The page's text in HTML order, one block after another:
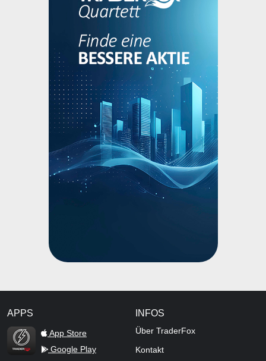
APPS
TraderFox Flash
App Store
Google Play
INFOS
Über TraderFox
Kontakt